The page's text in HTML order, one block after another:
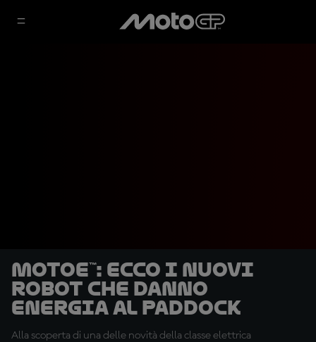
MotoE™: ecco i nuovi
robot che danno
energia al paddock
Alla scoperta di una delle novità della classe elettrica